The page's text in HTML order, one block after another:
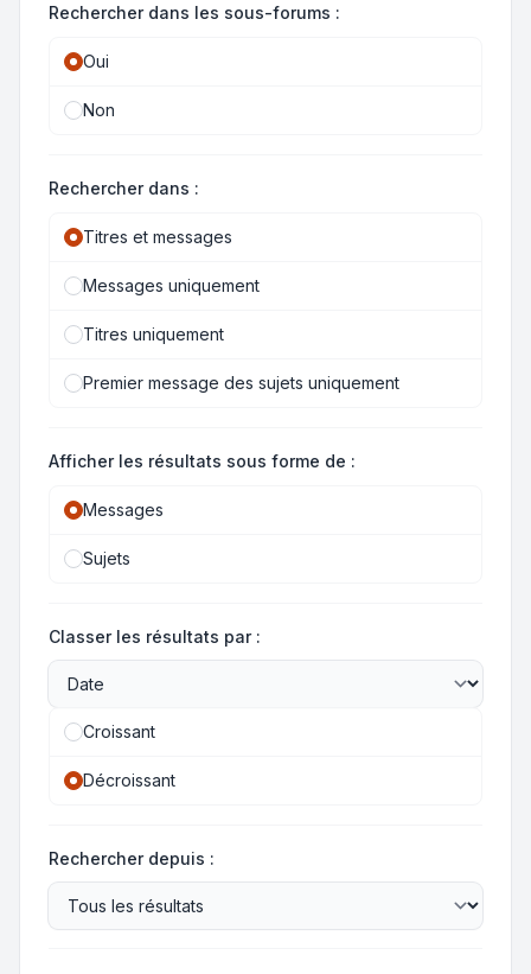
Rechercher dans les sous-forums :
Oui
Non
Rechercher dans :
Titres et messages
Messages uniquement
Titres uniquement
Premier message des sujets uniquement
Afficher les résultats sous forme de :
Messages
Sujets
Classer les résultats par :
Croissant
Décroissant
Rechercher depuis :